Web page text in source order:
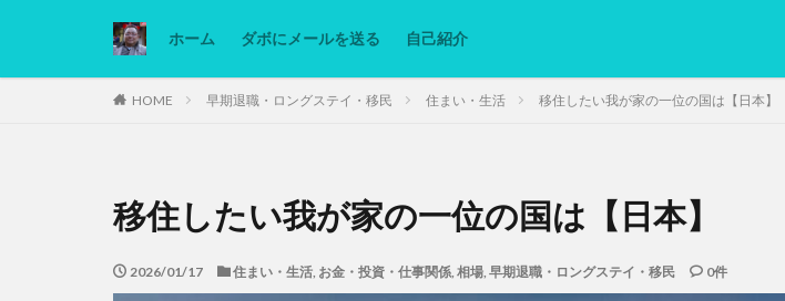
ホーム ダボにメールを送る 自己紹介
HOME 早期退職・ロングステイ・移民 住まい・生活 移住したい我が家の一位の国は【日本】
移住したい我が家の一位の国は【日本】
2026/01/17 住まい・生活, お金・投資・仕事関係, 相場, 早期退職・ロングステイ・移民 0件
カテゴリー
Ninjatrader PC グリグリ画像 マレーシア動画